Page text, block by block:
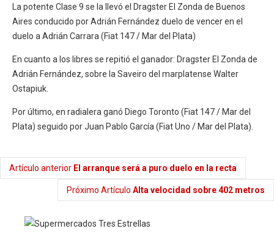
La potente Clase 9 se la llevó el Dragster El Zonda de Buenos
Aires conducido por Adrián Fernández duelo de vencer en el
duelo a Adrián Carrara (Fiat 147 / Mar del Plata)
En cuanto a los libres se repitió el ganador: Dragster El Zonda de
Adrián Fernández, sobre la Saveiro del marplatense Walter
Ostapiuk.
Por último, en radialera ganó Diego Toronto (Fiat 147 / Mar del
Plata) seguido por Juan Pablo García (Fiat Uno / Mar del Plata).
Artículo anterior El arranque será a puro duelo en la recta
Próximo Artículo Alta velocidad sobre 402 metros